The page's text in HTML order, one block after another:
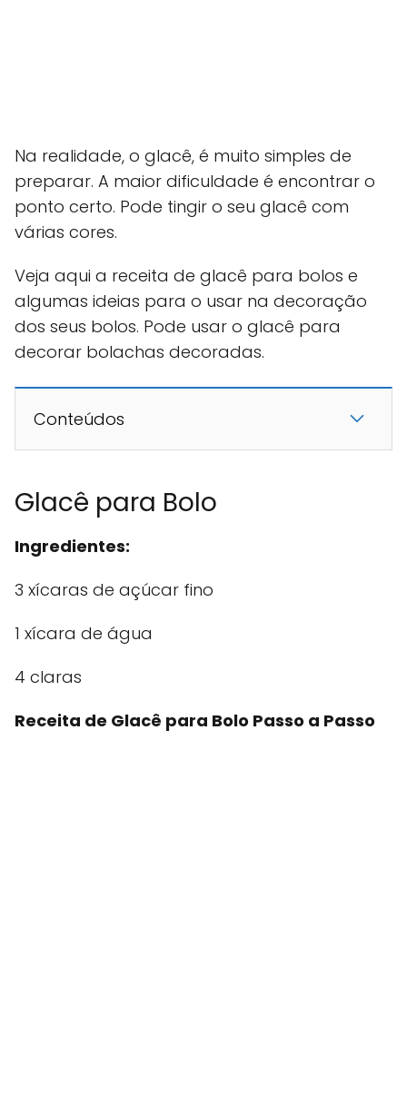
Na realidade, o glacê, é muito simples de
preparar. A maior dificuldade é encontrar o
ponto certo. Pode tingir o seu glacê com
várias cores.
Veja aqui a receita de glacê para bolos e
algumas ideias para o usar na decoração
dos seus bolos. Pode usar o glacê para
decorar bolachas decoradas.
Conteúdos
Glacê para Bolo
Ingredientes:
3 xícaras de açúcar fino
1 xícara de água
4 claras
Receita de Glacê para Bolo Passo a Passo